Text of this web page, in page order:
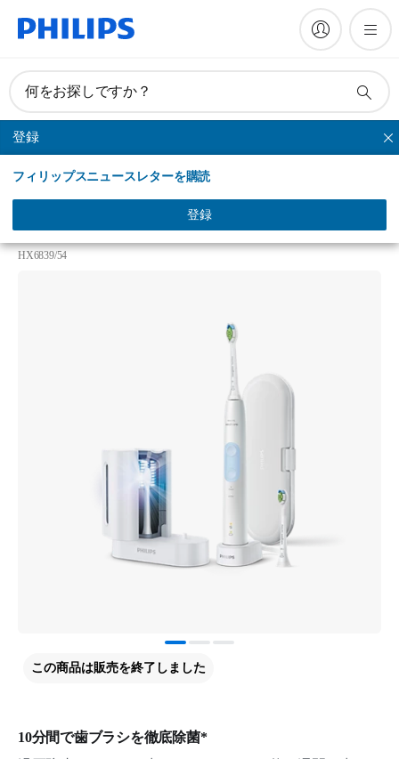
何をお探しですか？
登録
フィリップスニュースレターを購読
登録
プロテクトクリーン
ソニッケアー プロテクトクリーン＜プラス＞充電機
能付き紫外線除菌器*
HX6839/54
10分間で歯ブラシを徹底除菌*
この商品は販売を終了しました